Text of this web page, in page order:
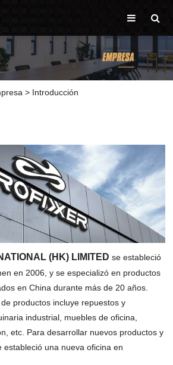
> Introducción
(HK) LIMITED se estableció
en 2006, y se especializó en productos
en China durante más de 20 años.
productos incluye repuestos y
industrial, muebles de oficina,
etc. Para desarrollar nuevos productos y
estableció una nueva oficina en